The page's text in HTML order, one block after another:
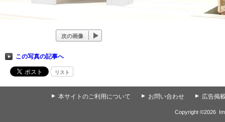
次の画像
この写真の記事へ
リスト
▲ 本サイトのご利用について ▲ お問い合わせ ▲ 広告掲
Copyright ©2026